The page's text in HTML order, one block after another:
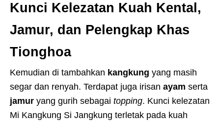
Kunci Kelezatan Kuah Kental,
Jamur, dan Pelengkap Khas
Tionghoa
Kemudian di tambahkan kangkung yang masih
segar dan renyah. Terdapat juga irisan ayam serta
jamur yang gurih sebagai topping. Kunci kelezatan
Mi Kangkung Si Jangkung terletak pada kuah